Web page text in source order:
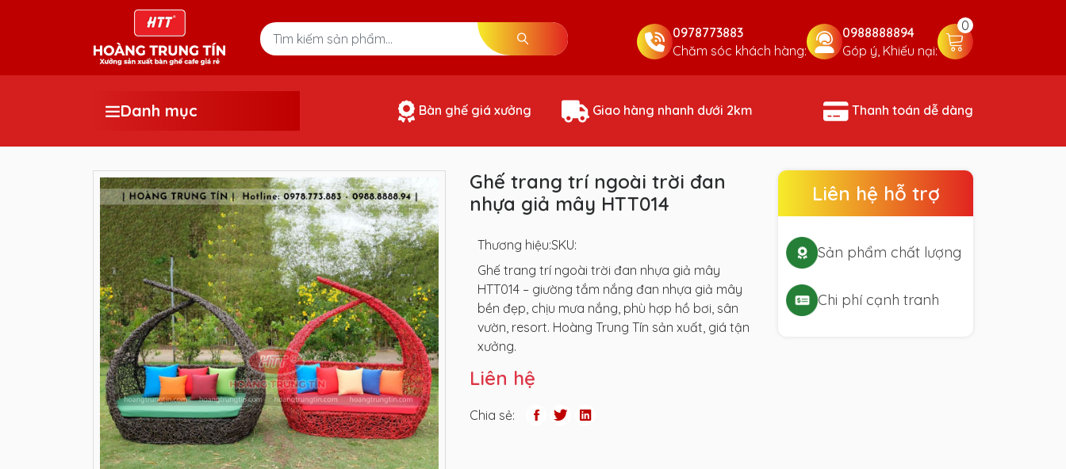
0978773883
Chăm sóc khách hàng:
0988888894
Góp ý, Khiếu nại:
0
Danh mục Bàn ghế giá xưởng Giao hàng nhanh dưới 2km Thanh toán dễ dàng
Ghế trang trí ngoài trời đan
nhựa giả mây HTT014
Thương hiệu:SKU:
Ghế trang trí ngoài trời đan nhựa giả mây
HTT014 – giường tắm nắng đan nhựa giả mây
bền đẹp, chịu mưa nắng, phù hợp hồ bơi, sân
vườn, resort. Hoàng Trung Tín sản xuất, giá tận
xưởng.
Liên hệ
Chia sẻ:
Liên hệ hỗ trợ
Sản phẩm chất lượng
Chi phí cạnh tranh